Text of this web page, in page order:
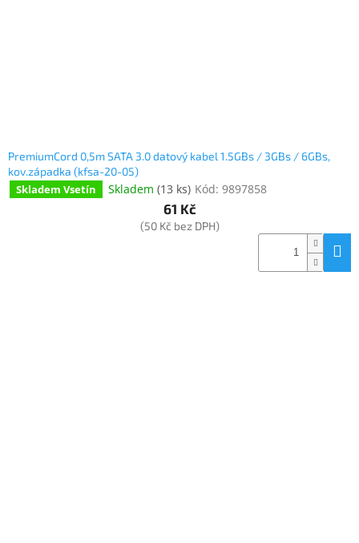
PremiumCord 0,5m SATA 3.0 datový kabel 1.5GBs / 3GBs / 6GBs,
kov.západka (kfsa-20-05)
Skladem Vsetín Skladem (13 ks) Kód: 9897858
61 Kč
(50 Kč bez DPH)